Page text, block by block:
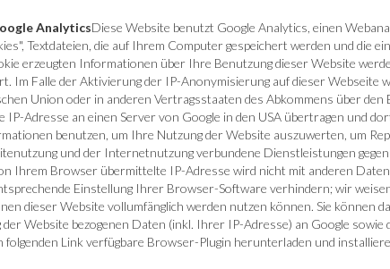
AnalyticsDiese Website benutzt Google Analytics, einen
Textdateien, die auf Ihrem Computer gespeichert werden und die
erzeugten Informationen über Ihre Benutzung dieser Website
Im Falle der Aktivierung der IP-Anonymisierung auf dieser Webseite
Union oder in anderen Vertragsstaaten des Abkommens über
Adresse an einen Server von Google in den USA übertragen und
benutzen, um Ihre Nutzung der Website auszuwerten, um
und der Internetnutzung verbundene Dienstleistungen
Ihrem Browser übermittelte IP-Adresse wird nicht mit anderen
Einstellung Ihrer Browser-Software verhindern; wir
dieser Website vollumfänglich werden nutzen können. Sie können
Website bezogenen Daten (inkl. Ihrer IP-Adresse) an Google sowie
Link verfügbare Browser-Plugin herunterladen und